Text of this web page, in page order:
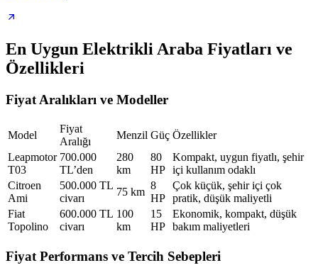
En Uygun Elektrikli Araba Fiyatları ve
Özellikleri
Fiyat Aralıkları ve Modeller
Model
Fiyat
Aralığı
Menzil Güç Özellikler
Leapmotor
T03
700.000
TL’den
280
km
80
HP
Kompakt, uygun fiyatlı, şehir
içi kullanım odaklı
Citroen
Ami
500.000 TL
civarı
75 km
8
HP
Çok küçük, şehir içi çok
pratik, düşük maliyetli
Fiat
Topolino
600.000 TL
civarı
100
km
15
HP
Ekonomik, kompakt, düşük
bakım maliyetleri
Fiyat Performans ve Tercih Sebepleri